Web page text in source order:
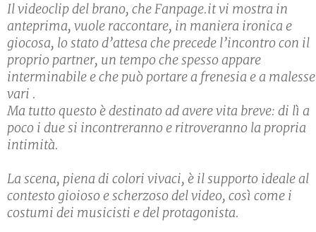
Il videoclip del brano, che Fanpage.it vi mostra in
anteprima, vuole raccontare, in maniera ironica e
giocosa, lo stato d’attesa che precede l’incontro con il
proprio partner, un tempo che spesso appare
interminabile e che può portare a frenesia e a
vari .
Ma tutto questo è destinato ad avere vita breve: di lì a
poco i due si incontreranno e ritroveranno la propria
intimità.
La scena, piena di colori vivaci, è il supporto ideale al
contesto gioioso e scherzoso del video, così come i
costumi dei musicisti e del protagonista.